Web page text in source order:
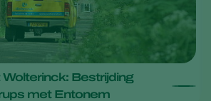
Bestrijding
met Entonem